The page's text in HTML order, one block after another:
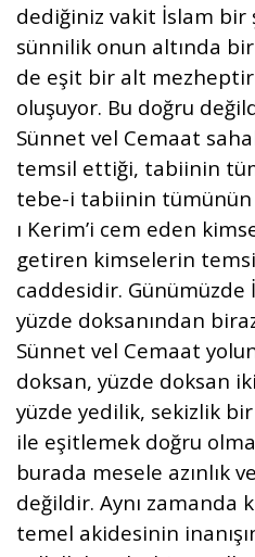
dediğiniz vakit İslam bir
sünnilik onun altında
de eşit bir alt mezheptir
oluşuyor. Bu doğru
Sünnet vel Cemaat
temsil ettiği, tabiinin
tebe-i tabiinin tümünün
ı Kerim’i cem eden
getiren kimselerin
caddesidir. Günümüzde
yüzde doksanından
Sünnet vel Cemaat
doksan, yüzde doksan
yüzde yedilik, sekizlik bir
ile eşitlemek doğru
burada mesele azınlık
değildir. Aynı zamanda
temel akidesinin